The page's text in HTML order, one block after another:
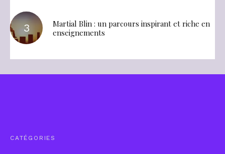
Martial Blin : un parcours inspirant et riche en
enseignements
CATÉGORIES